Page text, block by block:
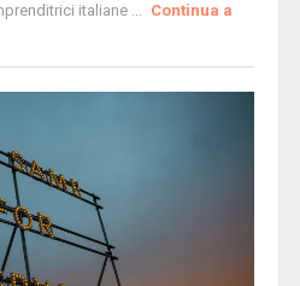
italiane ... Continua a